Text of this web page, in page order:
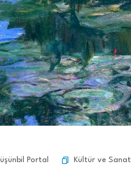
Portal Kültür ve Sanat